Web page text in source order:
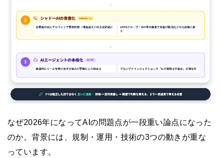
なぜ2026年になってAIの問題点が一段重い論点になった
のか。背景には、規制・運用・技術の3つの動きが重な
っています。